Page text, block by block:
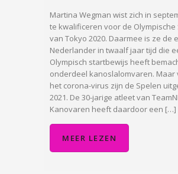
Martina Wegman wist zich in
te kwalificeren voor de Olympische
van Tokyo 2020. Daarmee is ze de
Nederlander in twaalf jaar tijd die
Olympisch startbewijs heeft
onderdeel kanoslalomvaren. Maar
het corona-virus zijn de Spelen
2021. De 30-jarige atleet van
Kanovaren heeft daardoor een […]
MEER LEZEN